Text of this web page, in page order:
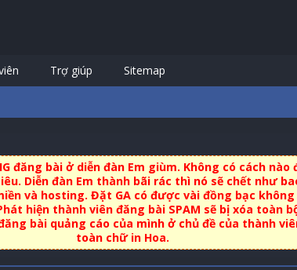
đăng bài ở diễn đàn Em giùm. Không có cách
Diễn đàn Em thành bãi rác thì nó sẽ chết như
và hosting. Đặt GA có được vài đồng bạc không
hiện thành viên đăng bài SPAM sẽ bị xóa toàn
bài quảng cáo của mình ở chủ đề của thành
toàn chữ in Hoa.
Trợ giúp Sitemap